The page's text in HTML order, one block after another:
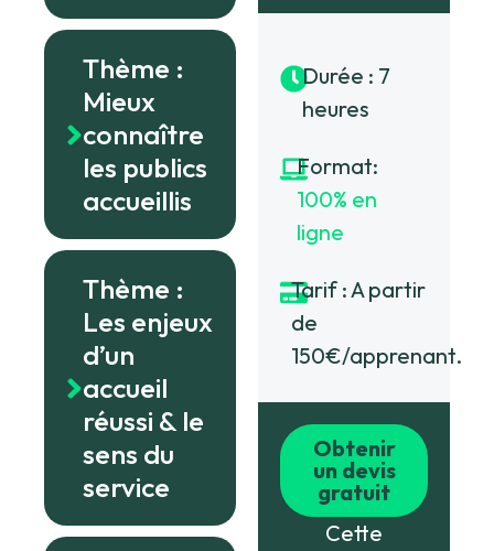
Thème :
Mieux
connaître
les publics
accueillis
Thème :
Les enjeux
d’un
accueil
réussi & le
sens du
service
Durée : 7
heures
Format:
100% en
ligne
Tarif : A partir
de
150€/apprenant.
Obtenir
un devis
gratuit
Cette